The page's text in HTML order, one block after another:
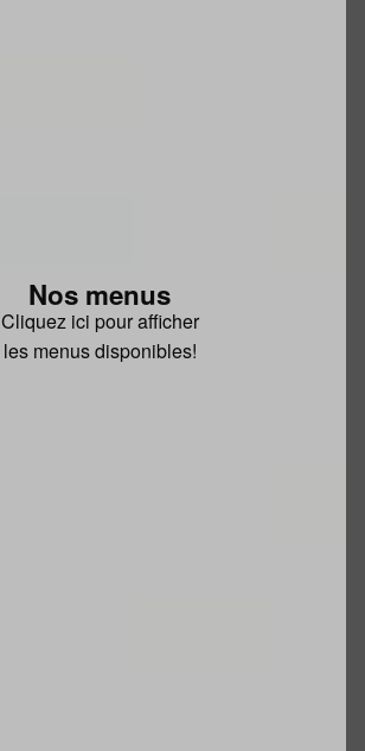
Nos menus
Cliquez ici pour afficher
les menus disponibles!